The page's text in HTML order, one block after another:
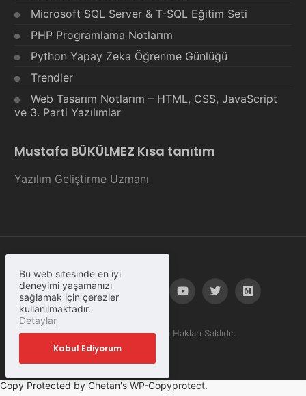
Microsoft SQL Server & T-SQL Eğitim Seti
PHP Programlama Notlarım
Python Yapay Zeka Öğrenme Günlüğü
Trendler
Web Tasarım Notlarım – HTML, CSS, JavaScript
ve 3. Parti Yazılımlar
Mustafa BÜKÜLMEZ Kısa tanıtım
Yazılım Geliştirme Uzmanı
© Copyright 2023, Tüm Hakları Saklıdır.
Copy Protected by Chetan's WP-Copyprotect.
Bu web sitesinde en iyi
deneyimi yaşamanızı
sağlamak için çerezler
kullanılmaktadır.
Detaylar
Kabul Ediyorum